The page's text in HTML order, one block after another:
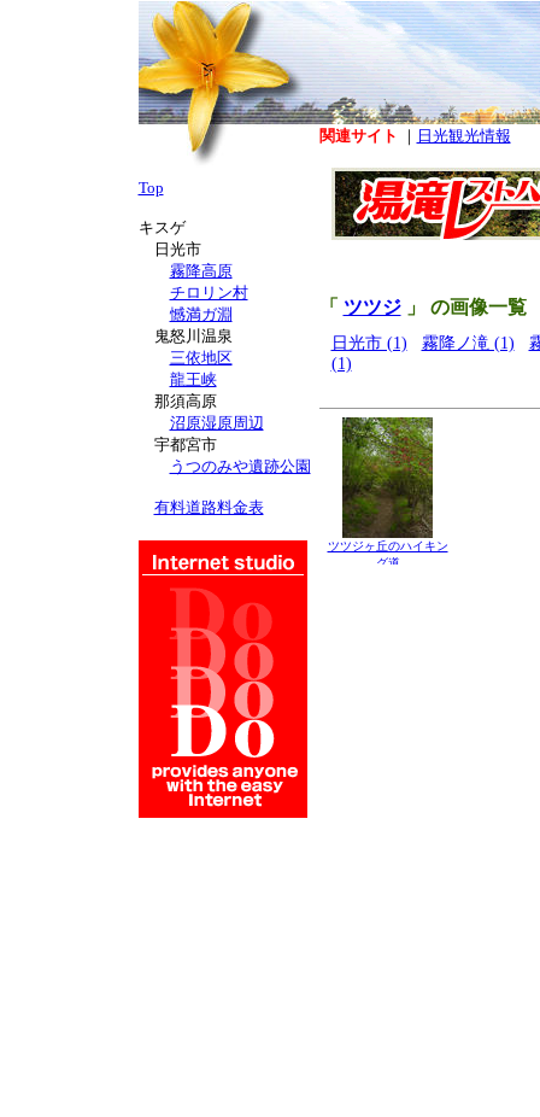
関連サイト ｜ 日光観光情報
「 ツツジ」 の画像一覧
日光市 (1) 霧降ノ滝 (1)
(1)
ツツジヶ丘のハイキン
グ道
Top
キスゲ
日光市
霧降高原
チロリン村
憾満ガ淵
鬼怒川温泉
三依地区
龍王峡
那須高原
沼原湿原周辺
宇都宮市
うつのみや遺跡公園
有料道路料金表